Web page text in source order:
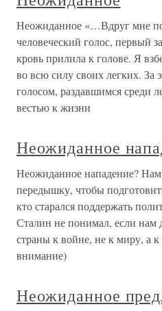
Неожиданное «…Вдруг мне
человеческий голос, первый
кровь прилила к голове. Я
во всю силу своих легких. За
голосом, раздавшимся среди
вестью к жизни
Неожиданное
Неожиданное нападение?
передышку, чтобы
кто старался поддержать
Сталин не понимал, если нам
страны к войне, не к миру, а к
внимание)
Неожиданное